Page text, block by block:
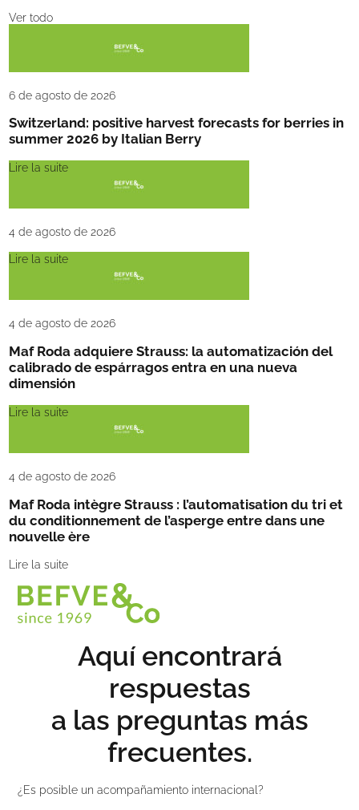
Ver todo
6 de agosto de 2026
Switzerland: positive harvest forecasts for berries in
summer 2026 by Italian Berry
Lire la suite
4 de agosto de 2026
Lire la suite
4 de agosto de 2026
Maf Roda adquiere Strauss: la automatización del
calibrado de espárragos entra en una nueva
dimensión
Lire la suite
4 de agosto de 2026
Maf Roda intègre Strauss : l’automatisation du tri et
du conditionnement de l’asperge entre dans une
nouvelle ère
Lire la suite
Aquí encontrará
respuestas
a las preguntas más
frecuentes.
¿Es posible un acompañamiento internacional?